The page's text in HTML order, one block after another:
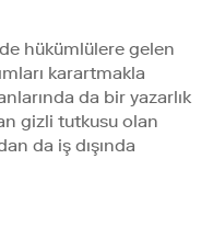
hükümlülere gelen
karartmakla
da bir yazarlık
gizli tutkusu olan
da iş dışında